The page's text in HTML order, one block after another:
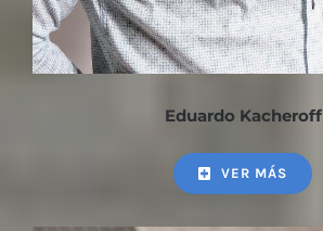
Eduardo Kacheroff
VER MÁS